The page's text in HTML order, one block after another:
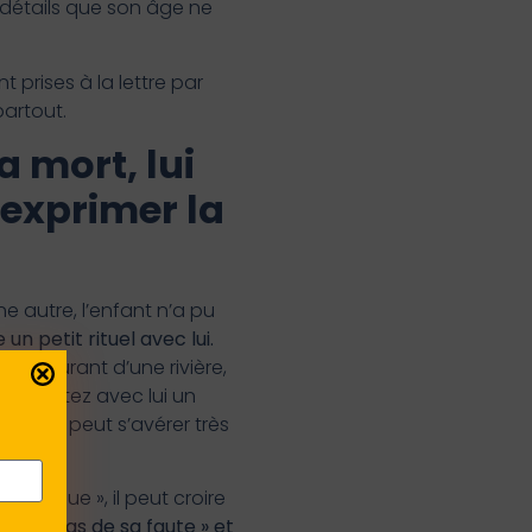
que son âge ne
prises à la lettre par
mort, lui
la
autre, l’enfant n’a pu
un petit rituel avec lui.
courant d’une rivière,
Inventez avec lui un
peut s’avérer très
», il peut croire